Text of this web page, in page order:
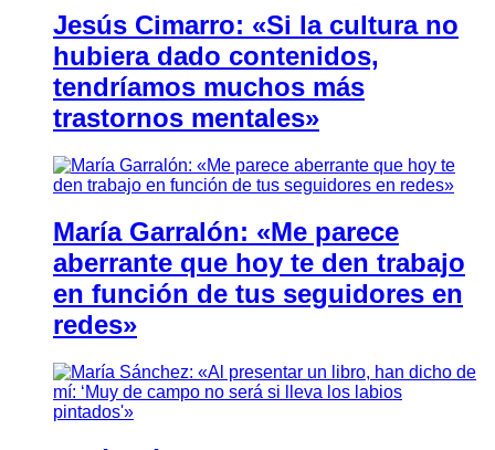
Jesús Cimarro: «Si la cultura no
hubiera dado contenidos,
tendríamos muchos más
trastornos mentales»
María Garralón: «Me parece
aberrante que hoy te den trabajo
en función de tus seguidores en
redes»